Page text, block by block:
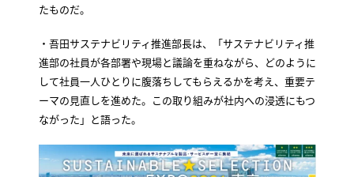
たものだ。
・吾田サステナビリティ推進部長は、「サステナビリティ推
進部の社員が各部署や現場と議論を重ねながら、どのように
して社員一人ひとりに腹落ちしてもらえるかを考え、重要テ
ーマの見直しを進めた。この取り組みが社内への浸透にもつ
ながった」と語った。